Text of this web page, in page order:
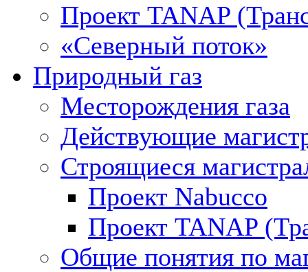
Проект TANAP
«Северный поток»
Природный газ
Месторождения газа
Действующие
Строящиеся
Проект Nabucco
Проект TANAP
Общие понятия по